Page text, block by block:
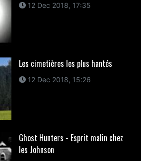
12 Dec 2018, 17:35
Les cimetières les plus hantés
12 Dec 2018, 15:26
Ghost Hunters - Esprit malin chez
les Johnson